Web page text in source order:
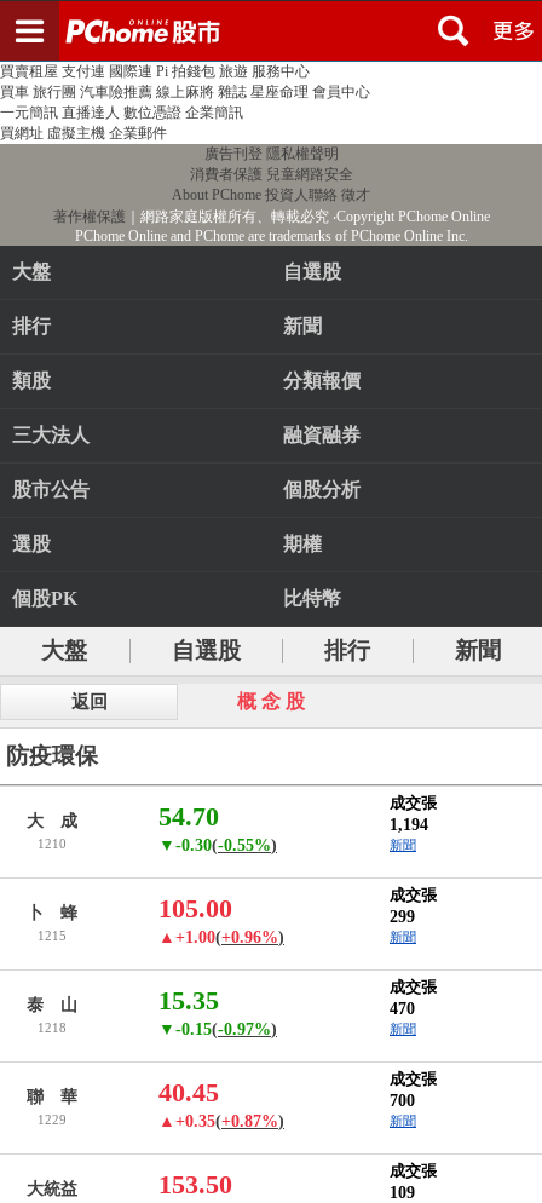
PChome首頁 線上購物 24h購物 書店
買賣租屋 支付連 國際連 Pi 拍錢包 旅遊 服務中心
買車 旅行團 汽車險推薦 線上麻將 雜誌 星座命理 會員中心
一元簡訊 直播達人 數位憑證 企業簡訊
買網址 虛擬主機 企業郵件
廣告刊登 隱私權聲明
消費者保護 兒童網路安全
About PChome 投資人聯絡 徵才
著作權保護 ｜網路家庭版權所有、轉載必究‧Copyright PChome Online
PChome Online and PChome are trademarks of PChome Online Inc.
大盤 自選股
排行 新聞
類股 分類報價
三大法人 融資融券
股市公告 個股分析
選股 期權
個股PK 比特幣
大盤 自選股 排行 新聞
返回 概 念 股
防疫環保
大 成
1210
54.70
▼-0.30(-0.55%)
成交張
1,194
新聞
卜 蜂
1215
105.00
▲+1.00(+0.96%)
成交張
299
新聞
泰 山
1218
15.35
▼-0.15(-0.97%)
成交張
470
新聞
聯 華
1229
40.45
▲+0.35(+0.87%)
成交張
700
新聞
大統益 153.50 成交張
109